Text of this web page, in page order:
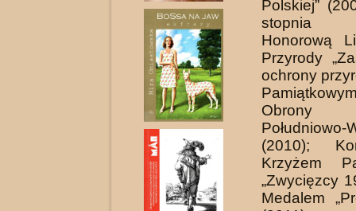
Polskiej”
stopnia
Honorową
Przyrody
ochrony
Obrony
Południowo-
(2010);
Krzyżem
„Zwycięzcy
Medalem